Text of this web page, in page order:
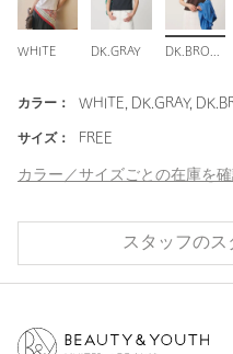
WHITE DK.GRAY
カラー： WHITE, DK.GRAY,
サイズ： FREE
カラー／サイズごとの在庫を
スタッフのス